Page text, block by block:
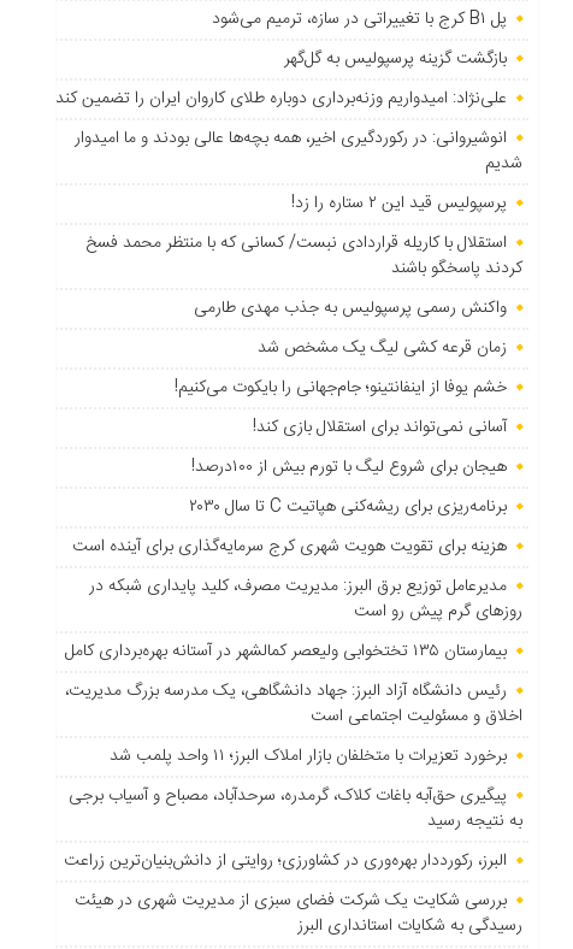
پل B۱ کرج با تغییراتی در سازه، ترمیم می‌شود
بازگشت گزینه پرسپولیس به ‌گل‌گهر
علی‌نژاد: امیدواریم وزنه‌برداری دوباره طلای کاروان ایران را تضمین کند
انوشیروانی: در رکوردگیری اخیر، همه بچه‌ها عالی بودند و ما امیدوار
شدیم
پرسپولیس قید این ۲ ستاره را زد!
استقلال با کاریله قراردادی نبست/ کسانی که با منتظر محمد فسخ
کردند پاسخگو باشند
واکنش رسمی پرسپولیس به جذب مهدی طارمی
زمان قرعه کشی لیگ یک مشخص شد
خشم یوفا از اینفانتینو؛ جام‌جهانی را بایکوت می‌کنیم!
آسانی نمی‌تواند برای استقلال بازی کند!
هیجان برای شروع لیگ با تورم بیش از ۱۰۰درصد!
برنامه‌ریزی برای ریشه‌کنی هپاتیت C تا سال ۲۰۳۰
هزینه برای تقویت هویت شهری کرج سرمایه‌گذاری برای آینده است
مدیرعامل توزیع برق البرز: مدیریت مصرف، کلید پایداری شبکه در
روزهای گرم پیش رو است
بیمارستان ۱۳۵ تختخوابی ولیعصر کمالشهر در آستانه بهره‌برداری کامل
رئیس دانشگاه آزاد البرز: جهاد دانشگاهی، یک مدرسه بزرگ مدیریت،
اخلاق و مسئولیت اجتماعی است
برخورد تعزیرات با متخلفان بازار املاک البرز؛ ۱۱ واحد پلمب شد
پیگیری حق‌آبه باغات کلاک، گرمدره، سرحدآباد، مصباح و آسیاب برجی
به نتیجه رسید
البرز، رکورددار بهره‌وری در کشاورزی؛ روایتی از دانش‌بنیان‌ترین زراعت
بررسی شکایت یک شرکت فضای سبزی از مدیریت شهری در هیئت
رسیدگی به شکایات استانداری البرز